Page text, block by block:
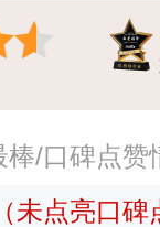
/口碑点赞
（未点亮口